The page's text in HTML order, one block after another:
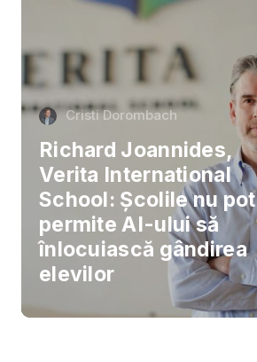
Cristi Dorombach
Richard Joannides,
Verita International
School: Școlile nu pot
permite AI-ului să
înlocuiască gândirea
elevilor